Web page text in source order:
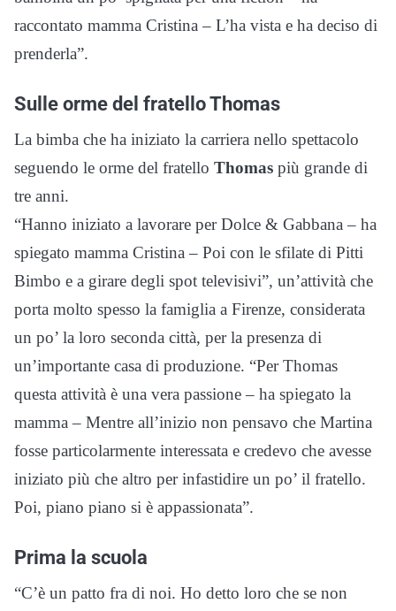
raccontato mamma Cristina – L’ha vista e ha deciso di
prenderla”.
Sulle orme del fratello Thomas
La bimba che ha iniziato la carriera nello spettacolo
seguendo le orme del fratello Thomas più grande di
tre anni.
“Hanno iniziato a lavorare per Dolce & Gabbana – ha
spiegato mamma Cristina – Poi con le sfilate di Pitti
Bimbo e a girare degli spot televisivi”, un’attività che
porta molto spesso la famiglia a Firenze, considerata
un po’ la loro seconda città, per la presenza di
un’importante casa di produzione. “Per Thomas
questa attività è una vera passione – ha spiegato la
mamma – Mentre all’inizio non pensavo che Martina
fosse particolarmente interessata e credevo che avesse
iniziato più che altro per infastidire un po’ il fratello.
Poi, piano piano si è appassionata”.
Prima la scuola
“C’è un patto fra di noi. Ho detto loro che se non